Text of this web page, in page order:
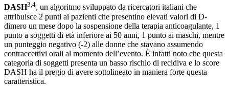
DASH3,4, un algoritmo sviluppato da ricercatori italiani che
attribuisce 2 punti ai pazienti che presentino elevati valori di D-
dimero un mese dopo la sospensione della terapia anticoagulante, 1
punto a soggetti di età inferiore ai 50 anni, 1 punto ai maschi, mentre
un punteggio negativo (-2) alle donne che stavano assumendo
contraccettivi orali al momento dell’evento. È infatti noto che questa
categoria di soggetti presenta un basso rischio di recidiva e lo score
DASH ha il pregio di avere sottolineato in maniera forte questa
caratteristica.